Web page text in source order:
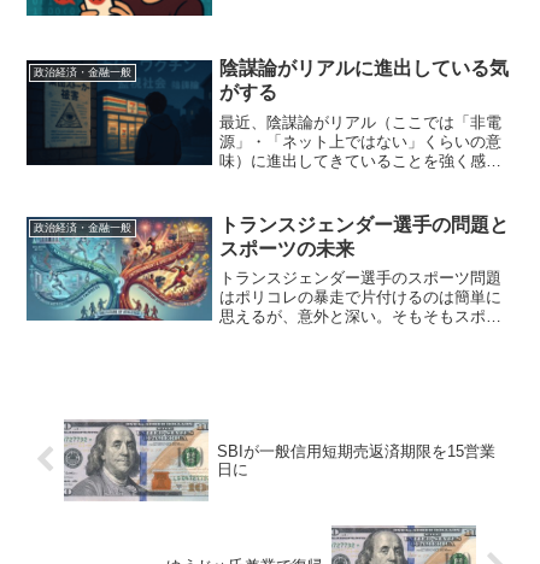
でにいろいろと言...
政治経済・金融一般
陰謀論がリアルに進出している気
がする
最近、陰謀論がリアル（ここでは「非電
源」・「ネット上ではない」くらいの意
味）に進出してきていることを強く感じ
ンのポストに法輪功のチラシが入ってい
た近所のセブンイレブンに...
政治経済・金融一般
トランスジェンダー選手の問題と
スポーツの未来
トランスジェンダー選手のスポーツ問題
はポリコレの暴走で片付けるのは簡単に
思えるが、意外と深い。そもそもスポー
SBIが一般信用短期売返済期限を15営業
日に